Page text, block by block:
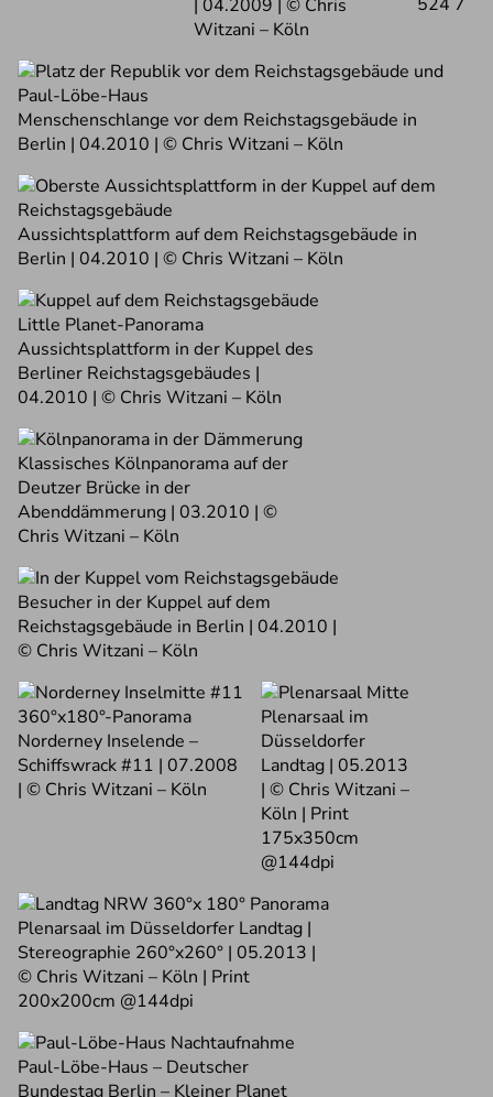
| 04.2009 | © Chris
Witzani – Köln
Menschenschlange vor dem Reichstagsgebäude in
Berlin | 04.2010 | © Chris Witzani – Köln
Aussichtsplattform auf dem Reichstagsgebäude in
Berlin | 04.2010 | © Chris Witzani – Köln
Little Planet-Panorama
Aussichtsplattform in der Kuppel des
Berliner Reichstagsgebäudes |
04.2010 | © Chris Witzani – Köln
Klassisches Kölnpanorama auf der
Deutzer Brücke in der
Abenddämmerung | 03.2010 | ©
Chris Witzani – Köln
Besucher in der Kuppel auf dem
Reichstagsgebäude in Berlin | 04.2010 |
© Chris Witzani – Köln
360°x180°-Panorama
Norderney Inselende –
Schiffswrack #11 | 07.2008
| © Chris Witzani – Köln
Plenarsaal im
Düsseldorfer
Landtag | 05.2013
| © Chris Witzani –
Köln | Print
175x350cm
@144dpi
Plenarsaal im Düsseldorfer Landtag |
Stereographie 260°x260° | 05.2013 |
© Chris Witzani – Köln | Print
200x200cm @144dpi
Paul-Löbe-Haus – Deutscher
Bundestag Berlin – Kleiner Planet